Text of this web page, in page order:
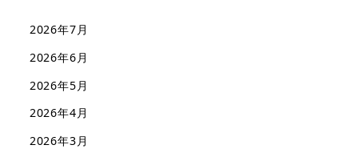
2026年7月
2026年6月
2026年5月
2026年4月
2026年3月